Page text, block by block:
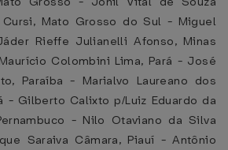
Mato Grosso do Sul - Miguel
Rieffe Julianelli Afonso, Minas
Colombini Lima, Pará - José
Paraíba - Marialvo Laureano dos
- Gilberto Calixto p/Luiz Eduardo da
- Nilo Otaviano da Silva
Saraiva Câmara, Piauí - Antônio